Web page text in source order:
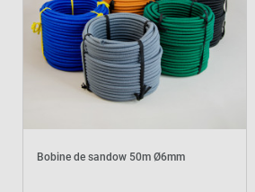
Bobine de sandow 50m Ø6mm